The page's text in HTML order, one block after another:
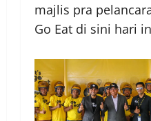
majlis pra
Go Eat di sini hari